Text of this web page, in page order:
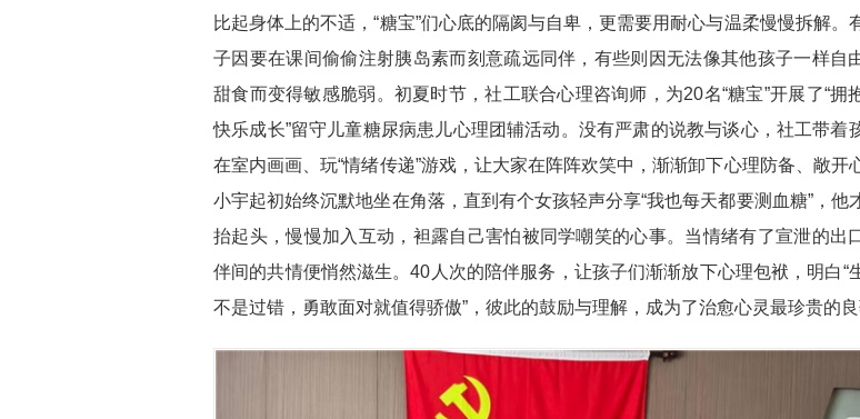
比起身体上的不适，“糖宝”们心底的隔阂与自卑，更需要用耐心与温柔慢慢拆解。
子因要在课间偷偷注射胰岛素而刻意疏远同伴，有些则因无法像其他孩子一样自
甜食而变得敏感脆弱。初夏时节，社工联合心理咨询师，为20名“糖宝”开展了“拥
快乐成长”留守儿童糖尿病患儿心理团辅活动。没有严肃的说教与谈心，社工带着
在室内画画、玩“情绪传递”游戏，让大家在阵阵欢笑中，渐渐卸下心理防备、敞开
小宇起初始终沉默地坐在角落，直到有个女孩轻声分享“我也每天都要测血糖”，他
抬起头，慢慢加入互动，袒露自己害怕被同学嘲笑的心事。当情绪有了宣泄的出
伴间的共情便悄然滋生。40人次的陪伴服务，让孩子们渐渐放下心理包袱，明白“
不是过错，勇敢面对就值得骄傲”，彼此的鼓励与理解，成为了治愈心灵最珍贵的良